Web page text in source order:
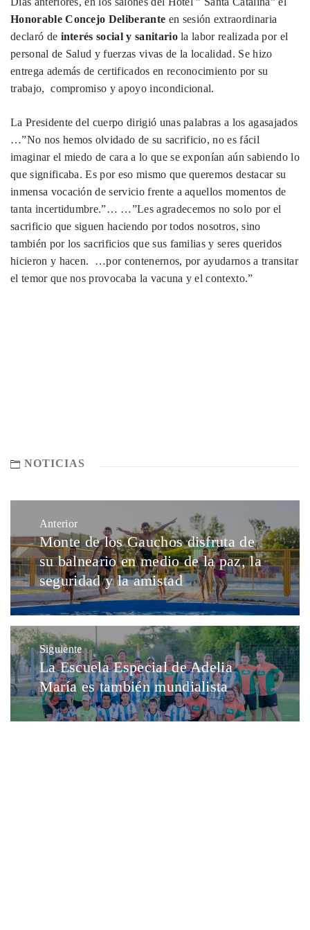
Honorable Concejo Deliberante en sesión extraordinaria
declaró de interés social y sanitariola labor realizada por el
personal de Salud y fuerzas vivas de la localidad. Se hizo
entrega además de certificados en reconocimiento por su
trabajo, compromiso y apoyo incondicional.
La Presidente del cuerpo dirigió unas palabras a los agasajados
…”No nos hemos olvidado de su sacrificio, no es fácil
imaginar el miedo de cara a lo que se exponían aún sabiendo lo
que significaba. Es por eso mismo que queremos destacar su
inmensa vocación de servicio frente a aquellos momentos de
tanta incertidumbre.”… …”Les agradecemos no solo por el
sacrificio que siguen haciendo por todos nosotros, sino
también por los sacrificios que sus familias y seres queridos
hicieron y hacen. …por contenernos, por ayudarnos a transitar
el temor que nos provocaba la vacuna y el contexto.”
NOTICIAS
Anterior
Monte de los Gauchos disfruta de
su balneario en medio de la paz, la
seguridad y la amistad
Siguiente
La Escuela Especial de Adelia
María es también mundialista